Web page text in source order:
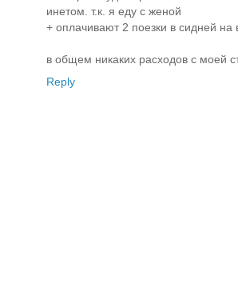
инетом. т.к. я еду с женой
+ оплачивают 2 поезки в сидней на
в общем никаких расходов с моей
Reply